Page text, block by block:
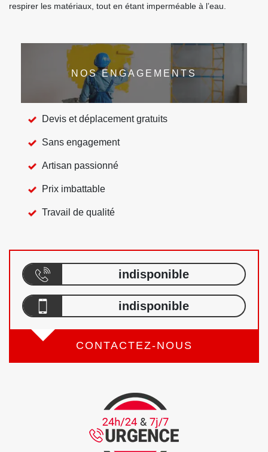
respirer les matériaux, tout en étant imperméable à l’eau.
NOS ENGAGEMENTS
Devis et déplacement gratuits
Sans engagement
Artisan passionné
Prix imbattable
Travail de qualité
indisponible
indisponible
CONTACTEZ-NOUS